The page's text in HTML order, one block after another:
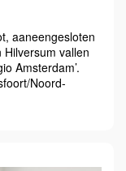
aaneengesloten
Hilversum vallen
Amsterdam’.
Noord-